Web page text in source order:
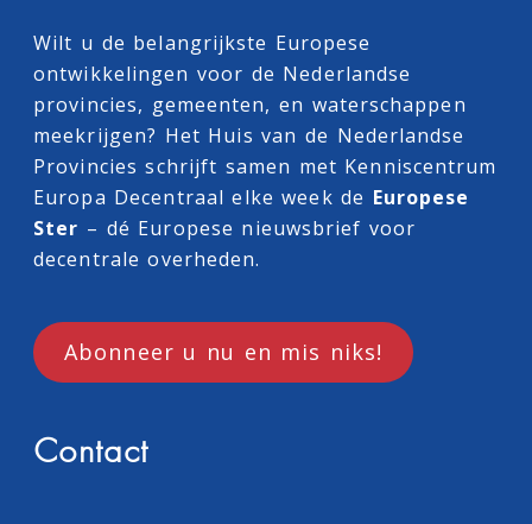
Wilt u de belangrijkste Europese
ontwikkelingen voor de Nederlandse
provincies, gemeenten, en waterschappen
meekrijgen? Het Huis van de Nederlandse
Provincies schrijft samen met Kenniscentrum
Europa Decentraal elke week de Europese
Ster – dé Europese nieuwsbrief voor
decentrale overheden.
Abonneer u nu en mis niks!
Contact